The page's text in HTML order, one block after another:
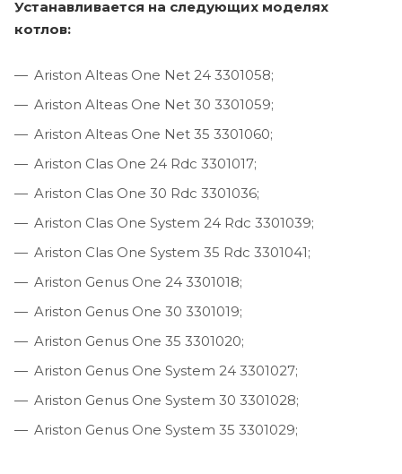
Устанавливается на следующих моделях
котлов:
Ariston Alteas One Net 24 3301058;
Ariston Alteas One Net 30 3301059;
Ariston Alteas One Net 35 3301060;
Ariston Clas One 24 Rdc 3301017;
Ariston Clas One 30 Rdc 3301036;
Ariston Clas One System 24 Rdc 3301039;
Ariston Clas One System 35 Rdc 3301041;
Ariston Genus One 24 3301018;
Ariston Genus One 30 3301019;
Ariston Genus One 35 3301020;
Ariston Genus One System 24 3301027;
Ariston Genus One System 30 3301028;
Ariston Genus One System 35 3301029;